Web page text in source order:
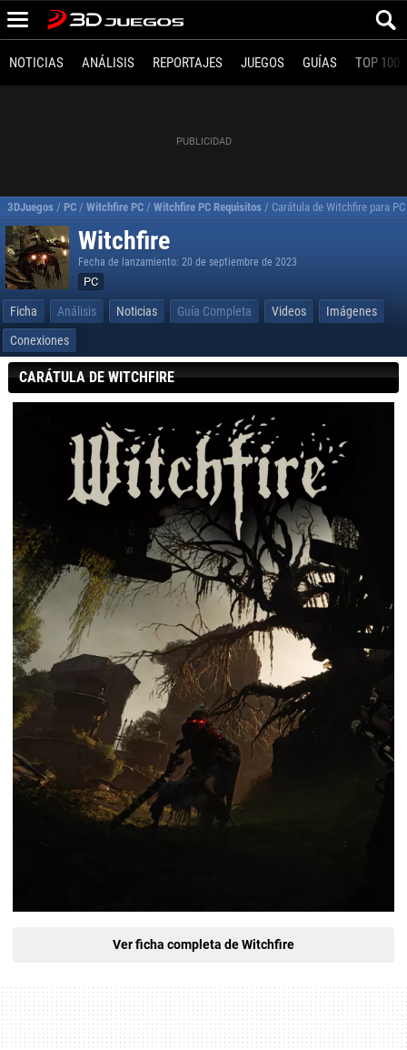
NOTICIAS ANÁLISIS REPORTAJES JUEGOS GUÍAS TOP 100
3DJuegos / PC / Witchfire PC / Witchfire PC Requisitos / Carátula de Witchfire para PC
Witchfire
Fecha de lanzamiento: 20 de septiembre de 2023
PC
Ficha Análisis Noticias Guía Completa Videos
Imágenes
Conexiones
CARÁTULA DE WITCHFIRE
Ver ficha completa de Witchfire